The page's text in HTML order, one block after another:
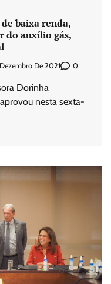
baixa renda,
do auxílio gás,
De 2021 0
Dorinha
nesta sexta-